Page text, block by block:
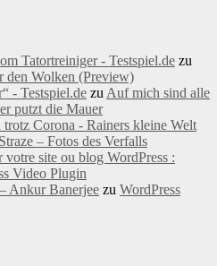
Tatortreiniger - Testspiel.de zu
den Wolken (Preview)
- Testspiel.de zu Auf mich sind alle
putzt die Mauer
Corona - Rainers kleine Welt
– Fotos des Verfalls
site ou blog WordPress :
Video Plugin
Ankur Banerjee zu WordPress